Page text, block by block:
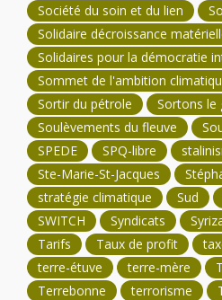
Société du soin et du lien
Solidaire décroissance
Solidaires pour la démocratie
Sommet de l'ambition
Sortir du pétrole
Sortons le
Soulèvements du fleuve
SPEDE
SPQ-libre
Ste-Marie-St-Jacques
stratégie climatique
Sud
SWITCH
Syndicats
Tarifs
Taux de profit
terre-étuve
terre-mère
Terrebonne
terrorisme